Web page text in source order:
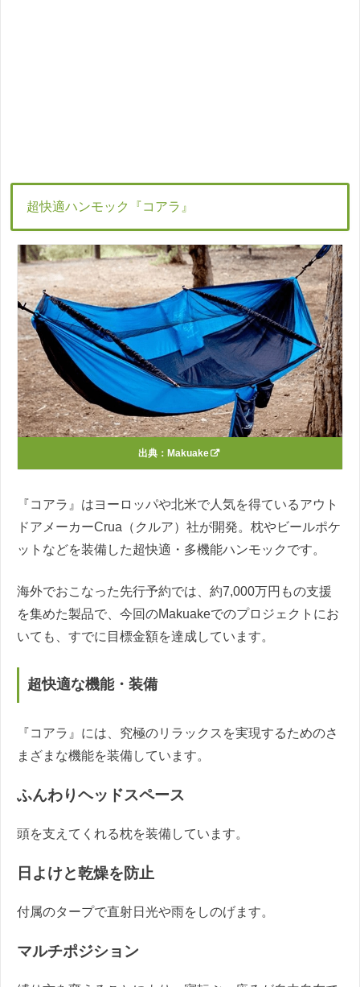
超快適ハンモック『コアラ』
出典： Makuake
『コアラ』はヨーロッパや北米で人気を得ているアウト
ドアメーカーCrua（クルア）社が開発。枕やビールポケ
ットなどを装備した超快適・多機能ハンモックです。
海外でおこなった先行予約では、約7,000万円もの支援
を集めた製品で、今回のMakuakeでのプロジェクトにお
いても、すでに目標金額を達成しています。
超快適な機能・装備
『コアラ』には、究極のリラックスを実現するためのさ
まざまな機能を装備しています。
ふんわりヘッドスペース
頭を支えてくれる枕を装備しています。
日よけと乾燥を防止
付属のタープで直射日光や雨をしのげます。
マルチポジション